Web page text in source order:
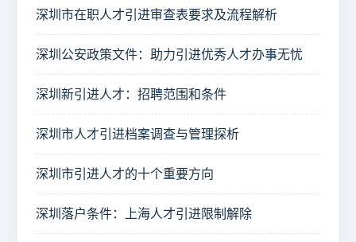
深圳市在职人才引进审查表要求及流程解析
深圳公安政策文件：助力引进优秀人才办事无忧
深圳新引进人才：招聘范围和条件
深圳市人才引进档案调查与管理探析
深圳市引进人才的十个重要方向
深圳落户条件：上海人才引进限制解除